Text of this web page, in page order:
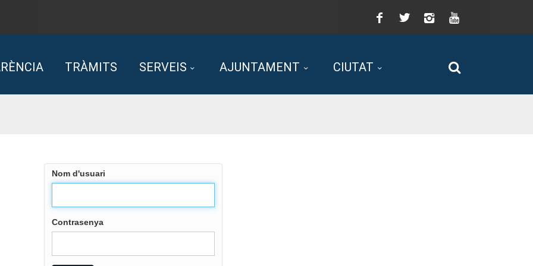
Facebook
Twitter Instagram
TRÀMITS SERVEIS AJUNTAMENT CIUTAT
Nom d'usuari
Contrasenya